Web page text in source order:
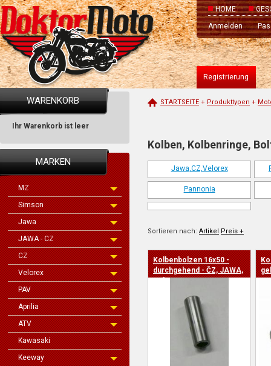
HOME
Anmelden
Registrierung
WARENKORB
Ihr Warenkorb ist leer
MARKEN
MZ
Simson
Jawa
JAWA - CZ
CZ
Velorex
PAV
Aprilia
ATV
Kawasaki
Keeway
STARTSEITE + Produkttypen +
Kolben, Kolbenringe,
Jawa,CZ,Velorex
Pannonia
Sortieren nach: Artikel Preis +
Preis -
Kolbenbolzen 16x50 -
durchgehend - ČZ, JAWA,